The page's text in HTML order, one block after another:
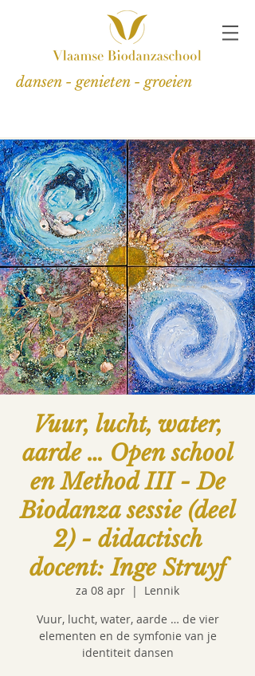
dansen - genieten - groeien
Vuur, lucht, water,
aarde … Open school
en Method III - De
Biodanza sessie (deel
2) - didactisch
docent: Inge Struyf
za 08 apr
  |
Lennik
Vuur, lucht, water, aarde … de vier
elementen en de symfonie van je
identiteit dansen